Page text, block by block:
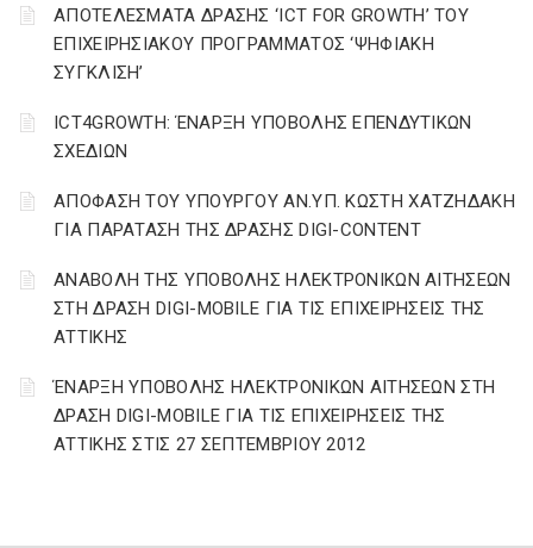
ΑΠΟΤΕΛΕΣΜΑΤΑ ΔΡΑΣΗΣ ‘ICT FOR GROWTH’ ΤΟΥ
ΕΠΙΧΕΙΡΗΣΙΑΚΟΥ ΠΡΟΓΡΑΜΜΑΤΟΣ ‘ΨΗΦΙΑΚΗ
ΣΥΓΚΛΙΣΗ’
ICT4GROWTH: ΈΝΑΡΞΗ ΥΠΟΒΟΛΗΣ ΕΠΕΝΔΥΤΙΚΩΝ
ΣΧΕΔΙΩΝ
ΑΠΟΦΑΣΗ ΤΟΥ ΥΠΟΥΡΓΟΥ ΑΝ.ΥΠ. ΚΩΣΤΗ ΧΑΤΖΗΔΑΚΗ
ΓΙΑ ΠΑΡΑΤΑΣΗ ΤΗΣ ΔΡΑΣΗΣ DIGI-CONTENT
ΑΝΑΒΟΛΗ ΤΗΣ ΥΠΟΒΟΛΗΣ ΗΛΕΚΤΡΟΝΙΚΩΝ ΑΙΤΗΣΕΩΝ
ΣΤΗ ΔΡΑΣΗ DIGI-MOBILE ΓΙΑ ΤΙΣ ΕΠΙΧΕΙΡΗΣΕΙΣ ΤΗΣ
ΑΤΤΙΚΗΣ
ΈΝΑΡΞΗ ΥΠΟΒΟΛΗΣ ΗΛΕΚΤΡΟΝΙΚΩΝ ΑΙΤΗΣΕΩΝ ΣΤΗ
ΔΡΑΣΗ DIGI-MOBILE ΓΙΑ ΤΙΣ ΕΠΙΧΕΙΡΗΣΕΙΣ ΤΗΣ
ΑΤΤΙΚΗΣ ΣΤΙΣ 27 ΣΕΠΤΕΜΒΡΙΟΥ 2012